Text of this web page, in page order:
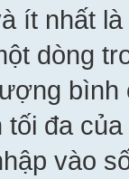
ít nhất
dòng
đa
vào